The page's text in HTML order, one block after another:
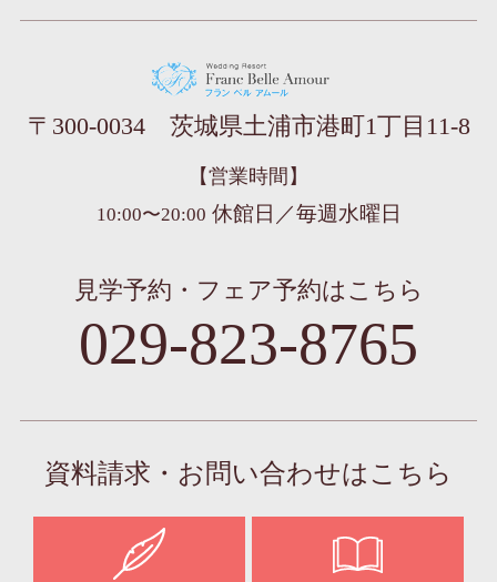
フラン ベル アムール
〒300-0034 茨城県土浦市港町1丁目11-8
【営業時間】
10:00〜20:00 休館日／毎週水曜日
見学予約・フェア予約はこちら
029-823-8765
資料請求・お問い合わせはこちら